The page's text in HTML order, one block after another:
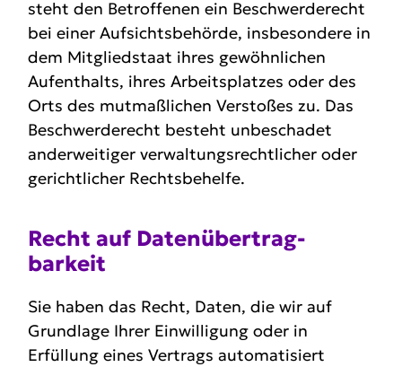
steht den Betroffenen ein Beschwerderecht
bei einer Aufsichtsbehörde, insbesondere in
dem Mitgliedstaat ihres gewöhnlichen
Aufenthalts, ihres Arbeitsplatzes oder des
Orts des mutmaßlichen Verstoßes zu. Das
Beschwerderecht besteht unbeschadet
anderweitiger verwaltungsrechtlicher oder
gerichtlicher Rechtsbehelfe.
Recht auf Daten­übertrag­
barkeit
Sie haben das Recht, Daten, die wir auf
Grundlage Ihrer Einwilligung oder in
Erfüllung eines Vertrags automatisiert